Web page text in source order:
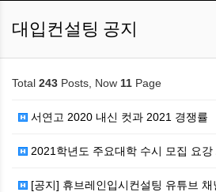
대입컨설팅 공지
Total 243 Posts, Now 11 Page
서연고 2020 내신 컷과 2021 경쟁률
2021학년도 주요대학 수시 모집 요강
[공지] 휴브레인입시컨설팅 유튜브